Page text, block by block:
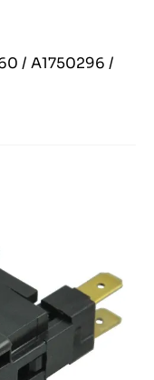
/ A1750296 /